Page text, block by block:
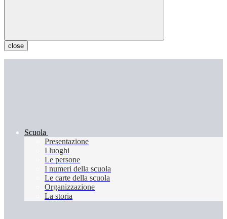
close
Scuola
Presentazione
I luoghi
Le persone
I numeri della scuola
Le carte della scuola
Organizzazione
La storia